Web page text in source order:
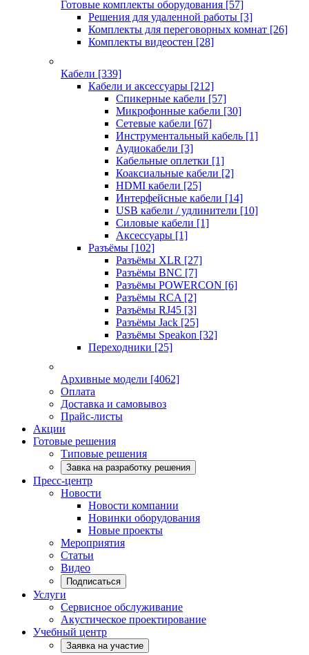
Готовые комплекты оборудования [57]
Решения для удаленной работы [3]
Комплекты для переговорных комнат [26]
Комплекты видеостен [28]
Кабели [339]
Кабели и аксессуары [212]
Спикерные кабели [57]
Микрофонные кабели [30]
Сетевые кабели [67]
Инструментальный кабель [1]
Аудиокабели [3]
Кабельные оплетки [1]
Коаксиальные кабели [2]
HDMI кабели [25]
Интерфейсные кабели [14]
USB кабели / удлинители [10]
Силовые кабели [1]
Аксессуары [1]
Разъёмы [102]
Разъёмы XLR [27]
Разъёмы BNC [7]
Разъёмы POWERCON [6]
Разъёмы RCA [2]
Разъёмы RJ45 [3]
Разъёмы Jack [25]
Разъёмы Speakon [32]
Переходники [25]
Архивные модели [4062]
Оплата
Доставка и самовывоз
Прайс-листы
Акции
Готовые решения
Типовые решения
Завка на разработку решения
Пресс-центр
Новости
Новости компании
Новинки оборудования
Новые проекты
Мероприятия
Статьи
Видео
Подписаться
Услуги
Сервисное обслуживание
Акустическое проектирование
Учебный центр
Заявка на участие